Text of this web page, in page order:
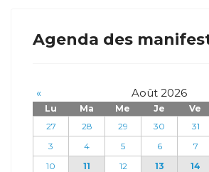
Agenda des
« Août 2026
Lu Ma Me Je Ve
27
28 29 30 31
3
4 5 6 7
10
11 12 13 14